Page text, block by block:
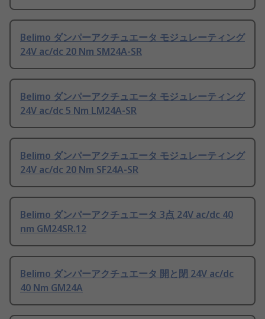
Belimo ダンパーアクチュエータ モジュレーティング
24V ac/dc 20 Nm SM24A-SR
Belimo ダンパーアクチュエータ モジュレーティング
24V ac/dc 5 Nm LM24A-SR
Belimo ダンパーアクチュエータ モジュレーティング
24V ac/dc 20 Nm SF24A-SR
Belimo ダンパーアクチュエータ 3点 24V ac/dc 40
nm GM24SR.12
Belimo ダンパーアクチュエータ 開と閉 24V ac/dc
40 Nm GM24A